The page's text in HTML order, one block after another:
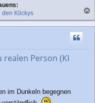
den Klickys
a
c
realen Person (KI
im Dunkeln begegnen